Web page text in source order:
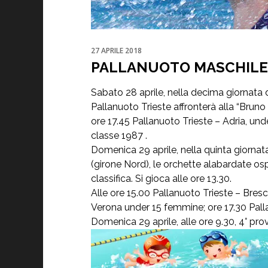
27 APRILE 2018
PALLANUOTO
Sabato 28 aprile, nella decima giornata
Pallanuoto Trieste affronterà alla
ore 17.45 Pallanuoto Trieste – Adria,
classe 1987 .
Domenica 29 aprile, nella quinta
(girone Nord), le orchette alabardate
classifica. Si gioca alle ore 13.30.
Alle ore 15.00 Pallanuoto Trieste –
Verona under 15 femmine; ore 17.30
Domenica 29 aprile, alle ore 9.30, 4°